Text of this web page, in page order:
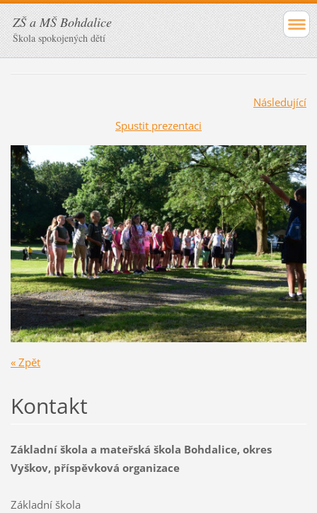
ZŠ a MŠ Bohdalice
Škola spokojených dětí
Následující
Spustit prezentaci
« Zpět
Kontakt
Základní škola a mateřská škola Bohdalice, okres
Vyškov, příspěvková organizace
Základní škola